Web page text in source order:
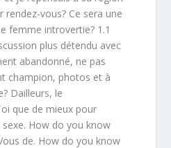
rendez-vous? Ce sera une
femme introvertie? 1.1
plus détendu avec
abandonné, ne pas
champion, photos et à
Dailleurs, le
que de mieux pour
How do you know
de. How do you know